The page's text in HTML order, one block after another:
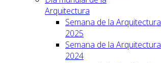
Arquitectura
Semana de la Arquitectura
2025
Semana de la Arquitectura
2024